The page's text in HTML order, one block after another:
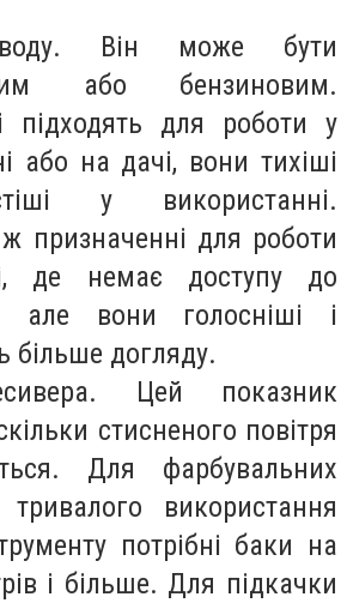
Він може бути
або бензиновим.
підходять для роботи у
або на дачі, вони тихіші
у використанні.
призначенні для роботи
де немає доступу до
але вони голосніші і
більше догляду.
Цей показник
стисненого повітря
Для фарбувальних
використання
потрібні баки на
і більше. Для підкачки